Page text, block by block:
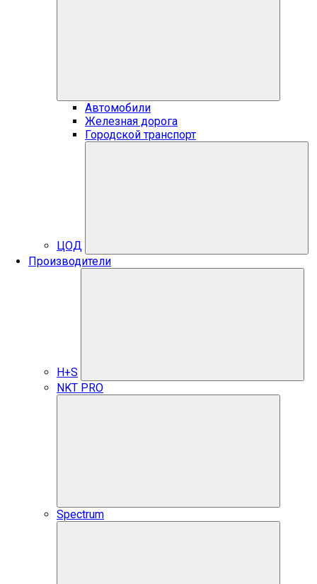
Автомобили
Железная дорога
Городской транспорт
ЦОД
Производители
H+S
NKT PRO
Spectrum